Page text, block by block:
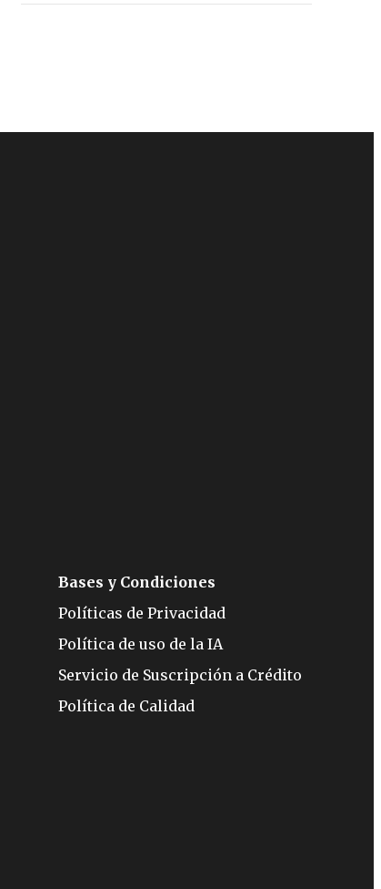
Bases y Condiciones
Políticas de Privacidad
Política de uso de la IA
Servicio de Suscripción a Crédito
Política de Calidad